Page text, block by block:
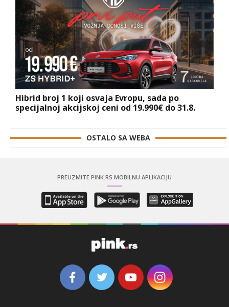
Hibrid broj 1 koji osvaja Evropu, sada po
specijalnoj akcijskoj ceni od 19.990€ do 31.8.
OSTALO SA WEBA
PREUZMITE PINK.RS MOBILNU APLIKACIJU